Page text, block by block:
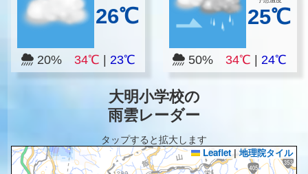
26℃
20% 34℃ 23℃
25℃
50%34℃ |24℃
大明小学校の
雨雲レーダー
タップすると拡大します
Leaflet | 地理院タイル